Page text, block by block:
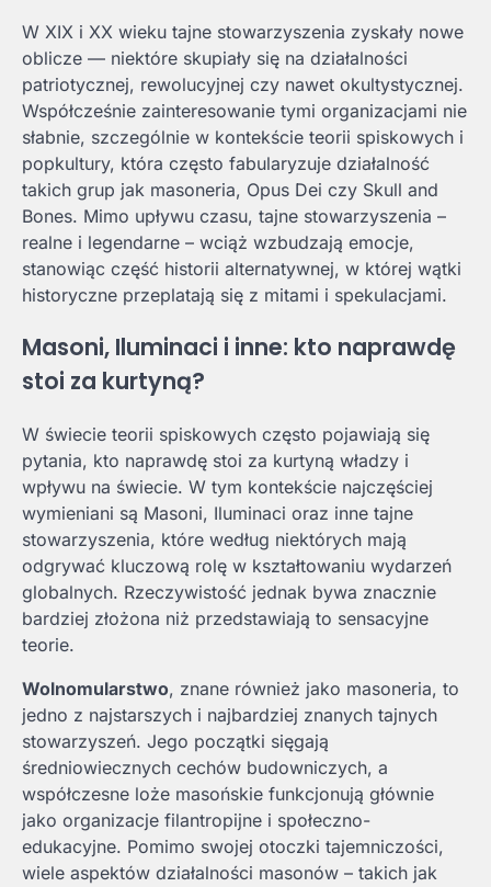
W XIX i XX wieku tajne stowarzyszenia zyskały nowe
oblicze — niektóre skupiały się na działalności
patriotycznej, rewolucyjnej czy nawet okultystycznej.
Współcześnie zainteresowanie tymi organizacjami nie
słabnie, szczególnie w kontekście teorii spiskowych i
popkultury, która często fabularyzuje działalność
takich grup jak masoneria, Opus Dei czy Skull and
Bones. Mimo upływu czasu, tajne stowarzyszenia –
realne i legendarne – wciąż wzbudzają emocje,
stanowiąc część historii alternatywnej, w której wątki
historyczne przeplatają się z mitami i spekulacjami.
Masoni, Iluminaci i inne: kto naprawdę
stoi za kurtyną?
W świecie teorii spiskowych często pojawiają się
pytania, kto naprawdę stoi za kurtyną władzy i
wpływu na świecie. W tym kontekście najczęściej
wymieniani są Masoni, Iluminaci oraz inne tajne
stowarzyszenia, które według niektórych mają
odgrywać kluczową rolę w kształtowaniu wydarzeń
globalnych. Rzeczywistość jednak bywa znacznie
bardziej złożona niż przedstawiają to sensacyjne
teorie.
Wolnomularstwo, znane również jako masoneria, to
jedno z najstarszych i najbardziej znanych tajnych
stowarzyszeń. Jego początki sięgają
średniowiecznych cechów budowniczych, a
współczesne loże masońskie funkcjonują głównie
jako organizacje filantropijne i społeczno-
edukacyjne. Pomimo swojej otoczki tajemniczości,
wiele aspektów działalności masonów – takich jak